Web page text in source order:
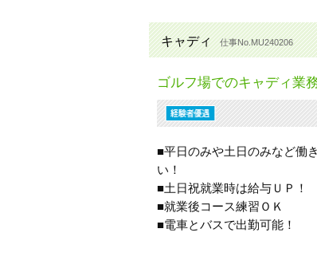
キャディ 仕事No.MU240206
ゴルフ場でのキャディ業
■平日のみや土日のみなど働
い！
■土日祝就業時は給与ＵＰ！
■就業後コース練習ＯＫ
■電車とバスで出勤可能！